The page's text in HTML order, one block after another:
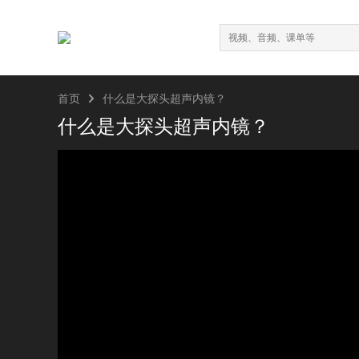
首页  什么是大探头超声内镜？
什么是大探头超声内镜？